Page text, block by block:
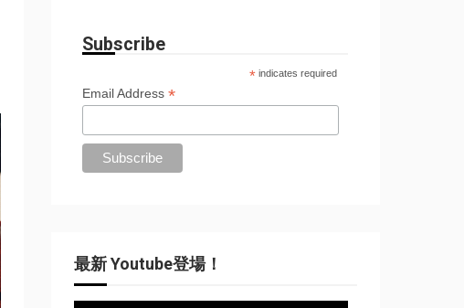
Subscribe
* indicates required
Email Address *
最新 Youtube登場！